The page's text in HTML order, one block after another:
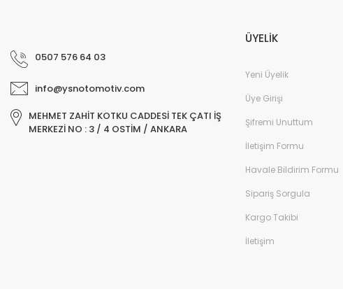
0507 576 64 03
info@ysnotomotiv.com
MEHMET ZAHİT KOTKU CADDESİ TEK ÇATI İŞ
MERKEZİ NO : 3 / 4 OSTİM / ANKARA
ÜYELİK
Yeni Üyelik
Üye Girişi
Şifremi Unuttum
İletişim Formu
Havale Bildirim Formu
Sipariş Sorgula
Kargo Takibi
İletişim